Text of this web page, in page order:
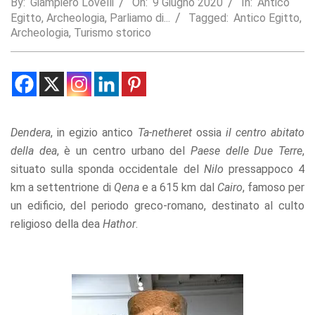
Egitto, Archeologia, Parliamo di... Tagged: Antico Egitto,
Archeologia, Turismo storico
Dendera, in egizio antico Ta-netheret ossia il centro abitato
della dea, è un centro urbano del Paese delle Due Terre,
situato sulla sponda occidentale del Nilo pressappoco 4
km a settentrione di Qena e a 615 km dal Cairo, famoso per
un edificio, del periodo greco-romano, destinato al culto
religioso della dea Hathor.
Statistics
In order for
us to
website's
functionality
based on
website is
used.
Experience
In order for
during your